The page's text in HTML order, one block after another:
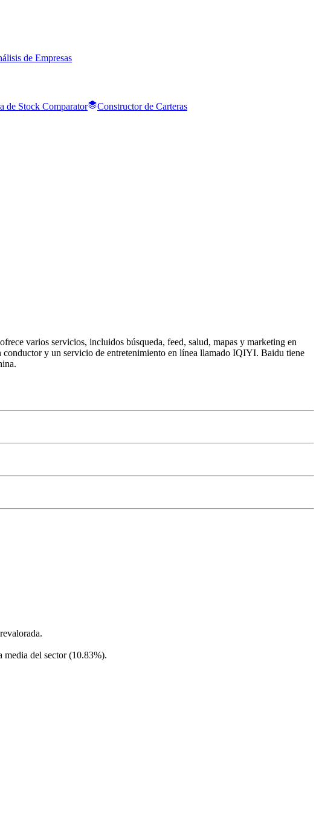
de Empresas
de Stock Comparator Constructor de Carteras
varios servicios, incluidos búsqueda, feed, salud, mapas y marketing en
y un servicio de entretenimiento en línea llamado IQIYI. Baidu tiene
media del sector (10.83%).